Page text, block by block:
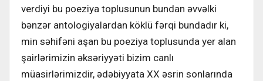
verdiyi bu poeziya toplusunun bundan əvvəlki
bənzər antologiyalardan köklü fərqi bundadır ki,
min səhifəni aşan bu poeziya toplusunda yer alan
şairlərimizin əksəriyyəti bizim canlı
müasirlərimizdir, ədəbiyyata XX əsrin sonlarında